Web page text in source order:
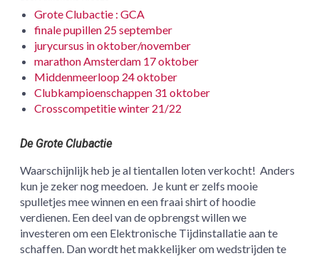
Grote Clubactie : GCA
finale pupillen 25 september
jurycursus in oktober/november
marathon Amsterdam 17 oktober
Middenmeerloop 24 oktober
Clubkampioenschappen 31 oktober
Crosscompetitie winter 21/22
De Grote Clubactie
Waarschijnlijk heb je al tientallen loten verkocht! Anders
kun je zeker nog meedoen. Je kunt er zelfs mooie
spulletjes mee winnen en een fraai shirt of hoodie
verdienen. Een deel van de opbrengst willen we
investeren om een Elektronische Tijdinstallatie aan te
schaffen. Dan wordt het makkelijker om wedstrijden te